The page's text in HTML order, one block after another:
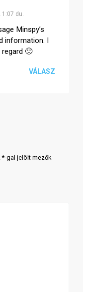
du.
Minspy’s
information. I
regard 🙂
VÁLASZ
*-gal jelölt mezők